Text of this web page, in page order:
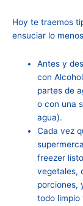
Hoy te traemos
ensuciar lo
Antes y
con
partes de
o con una
agua).
Cada vez
freezer
vegetales,
porciones,
todo limpio